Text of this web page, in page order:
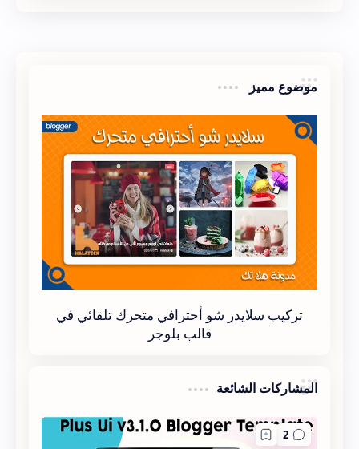
موضوع مميز
تركيب سلايدر شو أحترافي متحرك تلقائي في
قالب بلوجر
المشاركات الشائعة